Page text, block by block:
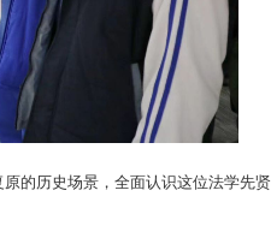
的历史场景，全面认识这位法学先贤